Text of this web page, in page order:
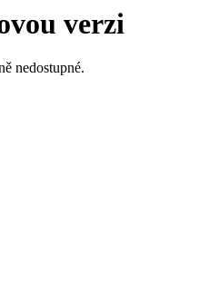
verzi
nedostupné.